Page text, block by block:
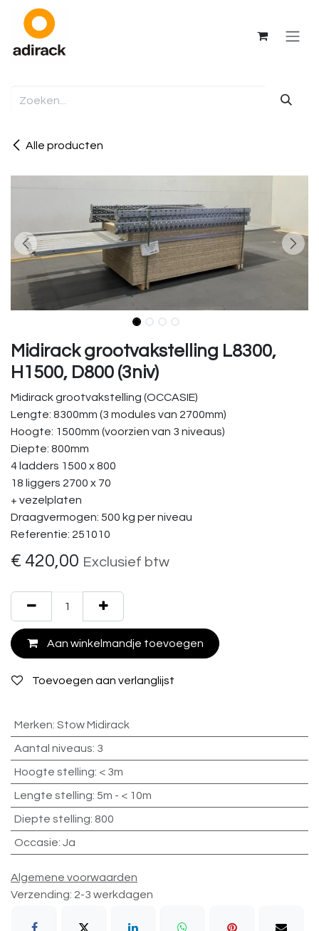
Overslaan naar inhoud
Alle producten
Midirack grootvakstelling L8300,
H1500, D800 (3niv)
Midirack grootvakstelling (OCCASIE)
Lengte: 8300mm (3 modules van 2700mm)
Hoogte: 1500mm (voorzien van 3 niveaus)
Diepte: 800mm
4 ladders 1500 x 800
18 liggers 2700 x 70
+ vezelplaten
Draagvermogen: 500 kg per niveau
Referentie: 251010
€ 420,00 Exclusief btw
Aan winkelmandje toevoegen
Toevoegen aan verlanglijst
Merken: Stow Midirack
Aantal niveaus: 3
Hoogte stelling: < 3m
Lengte stelling: 5m - < 10m
Diepte stelling: 800
Occasie: Ja
Algemene voorwaarden
Verzending: 2-3 werkdagen